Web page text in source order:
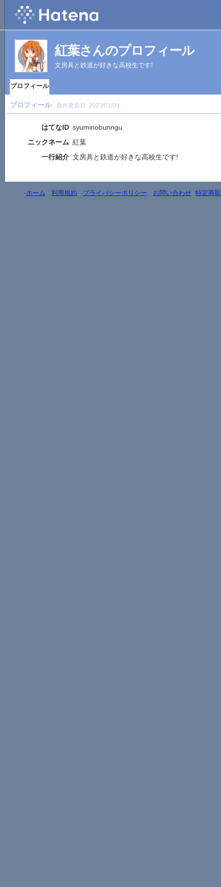
紅葉さんのプロフィール
文房具と鉄道が好きな高校生です!
プロフィール
プロフィール 最終更新日: 2023/01/09
はてなID syuminobunngu
ニックネーム 紅葉
一行紹介 文房具と鉄道が好きな高校生です!
ホーム - 利用規約 - プライバシーポリシー - お問い合わせ- 特定商